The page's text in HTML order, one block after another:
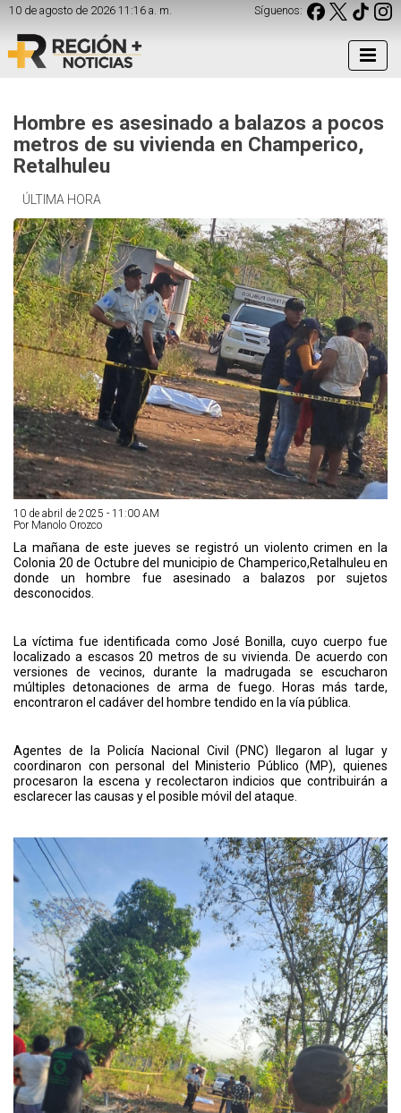
10 de agosto de 2026 11:16 a. m. Síguenos:
Hombre es asesinado a balazos a pocos
metros de su vivienda en Champerico,
Retalhuleu
ÚLTIMA HORA
10 de abril de 2025 - 11:00 AM
Por Manolo Orozco
La mañana de este jueves se registró un violento crimen en la
Colonia 20 de Octubre del municipio de Champerico,Retalhuleu en
donde un hombre fue asesinado a balazos por sujetos
desconocidos.
La víctima fue identificada como José Bonilla, cuyo cuerpo fue
localizado a escasos 20 metros de su vivienda. De acuerdo con
versiones de vecinos, durante la madrugada se escucharon
múltiples detonaciones de arma de fuego. Horas más tarde,
encontraron el cadáver del hombre tendido en la vía pública.
Agentes de la Policía Nacional Civil (PNC) llegaron al lugar y
coordinaron con personal del Ministerio Público (MP), quienes
procesaron la escena y recolectaron indicios que contribuirán a
esclarecer las causas y el posible móvil del ataque.